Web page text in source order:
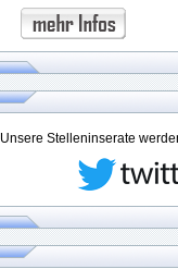
Unsere Stelleninserate